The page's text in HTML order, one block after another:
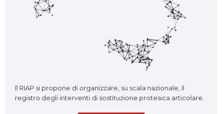
Il RIAP si propone di organizzare, su scala nazionale, il
registro degli interventi di sostituzione protesica articolare.